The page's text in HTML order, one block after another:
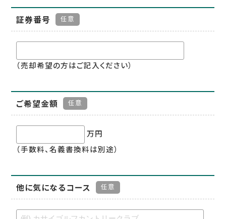
証券番号 任意
（売却希望の方はご記入ください）
ご希望金額 任意
万円
（手数料、名義書換料は別途）
他に気になるコース 任意